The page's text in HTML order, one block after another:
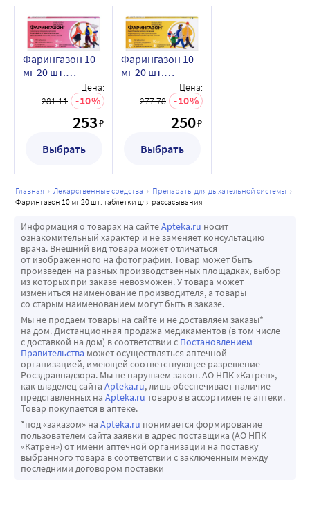
Фарингазон 10
мг 20 шт.
таблетки для
рассасывания со
Цена:
281.11
10
253₽
Выбрать
Фарингазон 10
мг 20 шт.
таблетки для
рассасывания
Цена:
277.78
10
250₽
Выбрать
главная лекарственные средства
препараты для дыхательной системы
фарингазон 10 мг 20 шт. таблетки для рассасывания
Информация о товарах на сайтеApteka.ru носит
ознакомительный характер и не заменяет консультацию
врача. Внешний вид товара может отличаться
от изображённого на фотографии. Товар может быть
произведен на разных производственных площадках, выбор
из которых при заказе невозможен. У товара может
измениться наименование производителя, а товары
со старым наименованием могут быть в заказе.
Мы не продаем товары на сайте и не доставляем заказы*
на дом. Дистанционная продажа медикаментов (в том числе
с доставкой на дом) в соответствии с Постановлением
Правительства может осуществляться аптечной
организацией, имеющей соответствующее разрешение
Росздравнадзора. Мы не нарушаем закон. АО НПК «Катрен»,
как владелец сайта Apteka.ru, лишь обеспечивает наличие
представленных на Apteka.ru товаров в ассортименте аптеки.
Товар покупается в аптеке.
*под «заказом» на Apteka.ru понимается формирование
пользователем сайта заявки в адрес поставщика (АО НПК
«Катрен») от имени аптечной организации на поставку
выбранного товара в соответствии с заключенным между
последними договором поставки